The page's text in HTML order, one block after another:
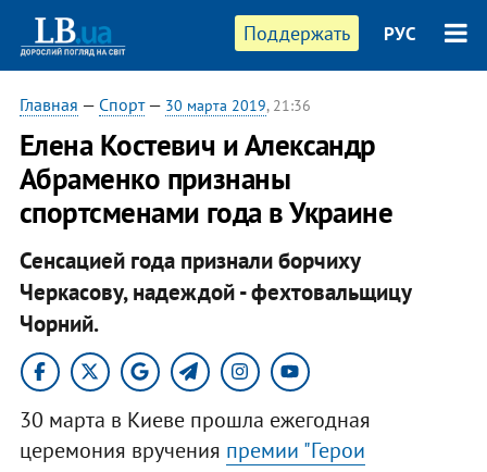
Поддержать РУС
Главная — Спорт— 30 марта 2019, 21:36
Елена Костевич и Александр
Абраменко признаны
спортсменами года в Украине
Сенсацией года признали борчиху
Черкасову, надеждой - фехтовальщицу
Чорний.
30 марта в Киеве прошла ежегодная
церемония вручения премии "Герои